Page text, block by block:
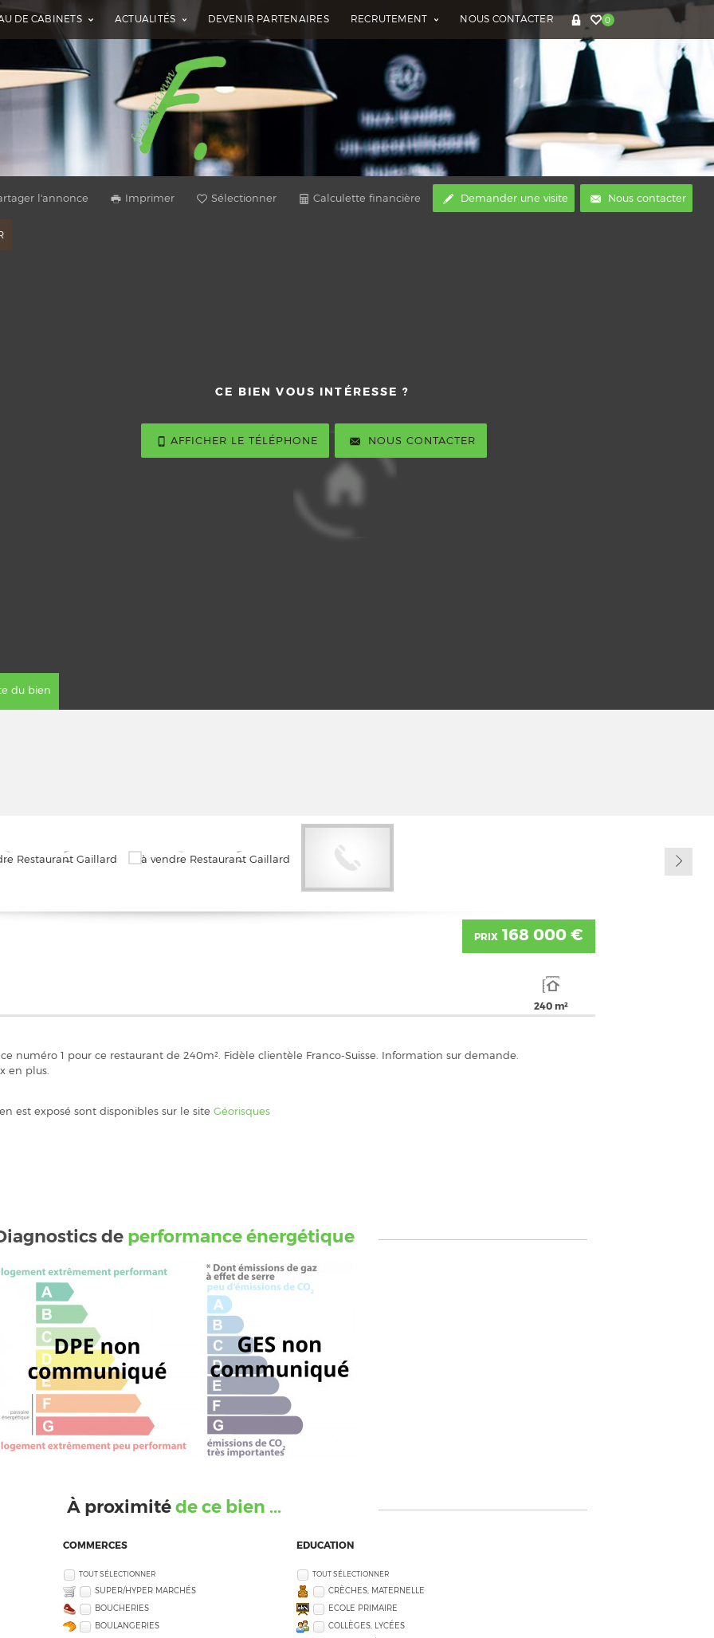
DE CABINETS ACTUALITÉS DEVENIR PARTENAIRES RECRUTEMENT NOUS CONTACTER 0
l'annonce Imprimer Sélectionner Calculette financière Demander une visite Nous contacter
CE BIEN VOUS INTÉRESSE ?
AFFICHER LE TÉLÉPHONE NOUS CONTACTER
du bien
PRIX 168 000 €
240 m²
numéro 1 pour ce restaurant de 240m². Fidèle clientèle Franco-Suisse. Information sur demande.
en plus.
est exposé sont disponibles sur le site Géorisques
de performance énergétique
À proximitéde ce bien ...
COMMERCES
TOUT SÉLECTIONNER
SUPER/HYPER MARCHÉS
BOUCHERIES
BOULANGERIES
EDUCATION
TOUT SÉLECTIONNER
CRÈCHES, MATERNELLE
ECOLE PRIMAIRE
COLLÈGES, LYCÉES